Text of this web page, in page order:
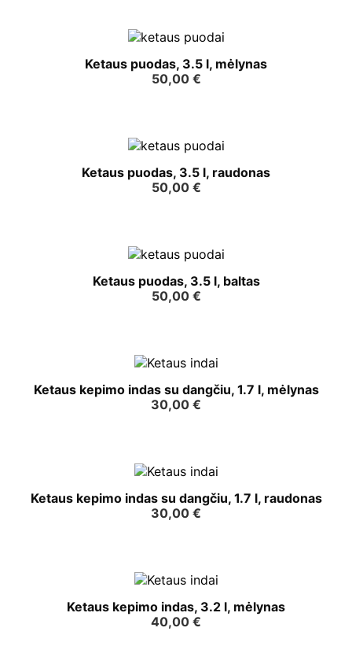
Ketaus puodas, 3.5 l, mėlynas
50,00 €
Ketaus puodas, 3.5 l, raudonas
50,00 €
Ketaus puodas, 3.5 l, baltas
50,00 €
Ketaus kepimo indas su dangčiu, 1.7 l, mėlynas
30,00 €
Ketaus kepimo indas su dangčiu, 1.7 l, raudonas
30,00 €
Ketaus kepimo indas, 3.2 l, mėlynas
40,00 €